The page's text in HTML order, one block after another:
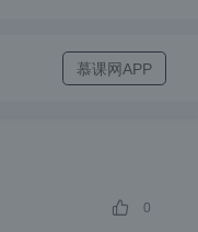
慕课网APP
0